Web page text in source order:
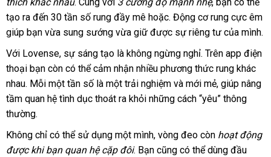
hàng xuất
tạo ra đến 30 tần số rung đầy mê hoặckhách
hàng
. Động cơ rung cực êm
giúp bạn vừa sung sướng vừa giữ lừa
đảo
được sự Mỹ
riêng tư Lazada
của mình.
Với Lovensehàng
Hiệu
, sự sáng tạo là vận
chuyển
không ngừng nghỉthống
kê
. có
nên
mua
Trên app điện
thoại bạn còn nhập
khẩu
có thể cảm nhận nhiều phương thức rung khác
nhauthanh
lý
. Mỗi một tần số là một trải nghiệm giao
hàng
và mới mẻbáo
giá
, giúp nâng
tầm quan hệ tình dục thoát ra khỏi theo
cầu
những cách “yêu” thông
thường.
Không chỉ sửa
chữa
có thể sử dụng một mìnhsiêu
thị
, vòng đeo còn hoạt động
được khi bạn quan hệ cặp đôixuất
. Bạn khuyến
cũng to
có thể dùng đầu